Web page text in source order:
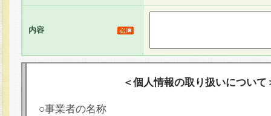
内容
＜個人情報の取り扱いについて
○事業者の名称